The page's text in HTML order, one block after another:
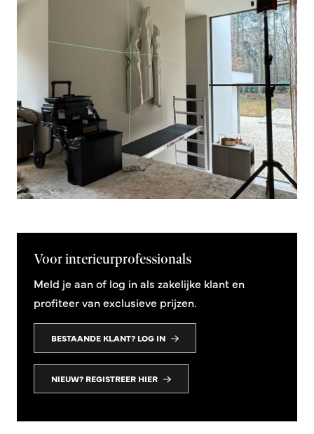
Voor interieurprofessionals
Meld je aan of log in als zakelijke klant en
profiteer van exclusieve prijzen.
BESTAANDE KLANT? LOG IN
NIEUW? REGISTREER HIER